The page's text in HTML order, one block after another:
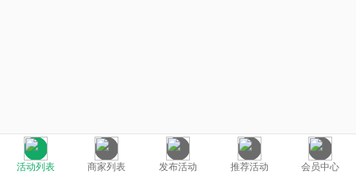
活动列表 商家列表 发布活动 推荐活动 会员中心